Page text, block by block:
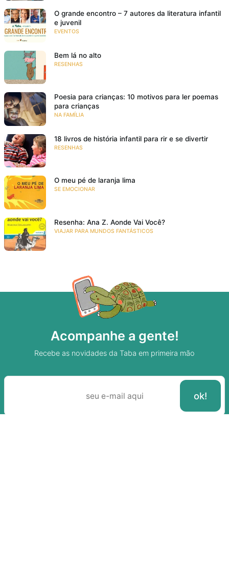
O grande encontro – 7 autores da literatura infantil
e juvenil
EVENTOS
Bem lá no alto
RESENHAS
Poesia para crianças: 10 motivos para ler poemas
para crianças
NA FAMÍLIA
18 livros de história infantil para rir e se divertir
RESENHAS
O meu pé de laranja lima
SE EMOCIONAR
Resenha: Ana Z. Aonde Vai Você?
VIAJAR PARA MUNDOS FANTÁSTICOS
Acompanhe a gente!
Recebe as novidades da Taba em primeira mão